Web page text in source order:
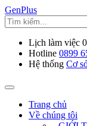
GenPlus
Lịch làm việc
Hotline 0899
Hệ thống Cơ
Trang chủ
Về chúng tôi